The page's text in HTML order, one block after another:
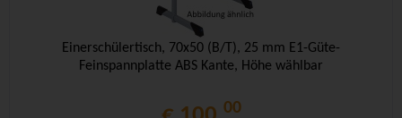
Einerschülertisch, 70x50 (B/T), 25 mm E1-Güte-
Feinspannplatte ABS Kante, Höhe wählbar
00